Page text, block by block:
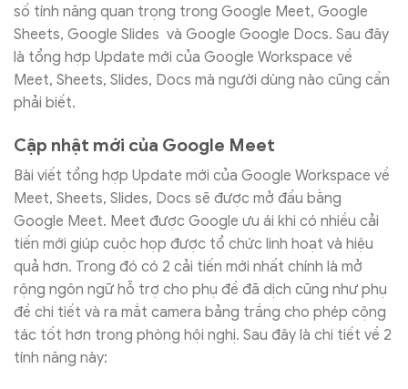
số tính năng quan trọng trong Google Meet, Google
Sheets, Google Slides và Google Google Docs. Sau đây
là tổng hợp Update mới của Google Workspace về
Meet, Sheets, Slides, Docs mà người dùng nào cũng cần
phải biết.
Cập nhật mới của Google Meet
Bài viết tổng hợp Update mới của Google Workspace về
Meet, Sheets, Slides, Docs sẽ được mở đầu bằng
Google Meet. Meet được Google ưu ái khi có nhiều cải
tiến mới giúp cuộc họp được tổ chức linh hoạt và hiệu
quả hơn. Trong đó có 2 cải tiến mới nhất chính là mở
rộng ngôn ngữ hỗ trợ cho phụ đề đã dịch cũng như phụ
đề chi tiết và ra mắt camera bảng trắng cho phép cộng
tác tốt hơn trong phòng hội nghị. Sau đây là chi tiết về 2
tính năng này: